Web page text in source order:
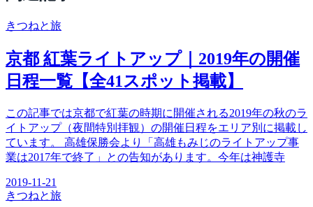
きつねと旅
京都 紅葉ライトアップ｜2019年の開催
日程一覧【全41スポット掲載】
この記事では京都で紅葉の時期に開催される2019年の秋のラ
イトアップ（夜間特別拝観）の開催日程をエリア別に掲載し
ています。 高雄保勝会より「高雄もみじのライトアップ事
業は2017年で終了」との告知があります。今年は神護寺
2019-11-21
きつねと旅